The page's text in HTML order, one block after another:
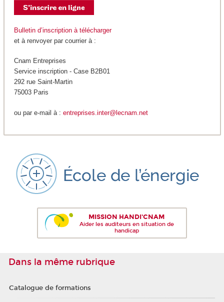
Bulletin d’inscription à télécharger
et à renvoyer par courrier à :
Cnam Entreprises
Service inscription - Case B2B01
292 rue Saint-Martin
75003 Paris
ou par e-mail à : entreprises.inter@lecnam.net
MISSION HANDI'CNAM
Aider les auditeurs en situation de
handicap
Dans la même rubrique
Catalogue de formations